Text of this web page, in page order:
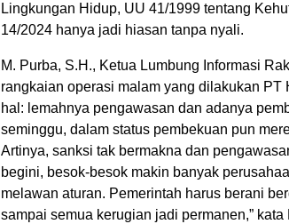
Lingkungan Hidup, UU 41/1999 tentang
14/2024 hanya jadi hiasan tanpa nyali.
M. Purba, S.H., Ketua Lumbung Informasi
rangkaian operasi malam yang dilakukan
hal: lemahnya pengawasan dan adanya
seminggu, dalam status pembekuan pun
Artinya, sanksi tak bermakna dan
begini, besok-besok makin banyak
melawan aturan. Pemerintah harus berani
sampai semua kerugian jadi permanen,” kata